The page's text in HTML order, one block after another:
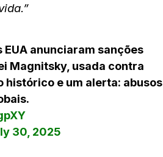
EUA anunciaram sanções
Magnitsky, usada contra
histórico e um alerta: abusos
30, 2025